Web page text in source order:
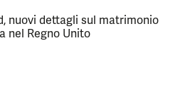
nuovi dettagli sul matrimonio
nel Regno Unito